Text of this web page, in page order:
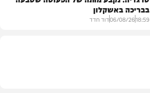
בבריכה באשקלון
18:59
06/08/26דוד חדד